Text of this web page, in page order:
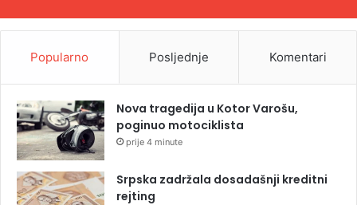
Popularno Posljednje Komentari
Nova tragedija u Kotor Varošu,
poginuo motociklista
prije 4 minute
Srpska zadržala dosadašnji kreditni
rejting